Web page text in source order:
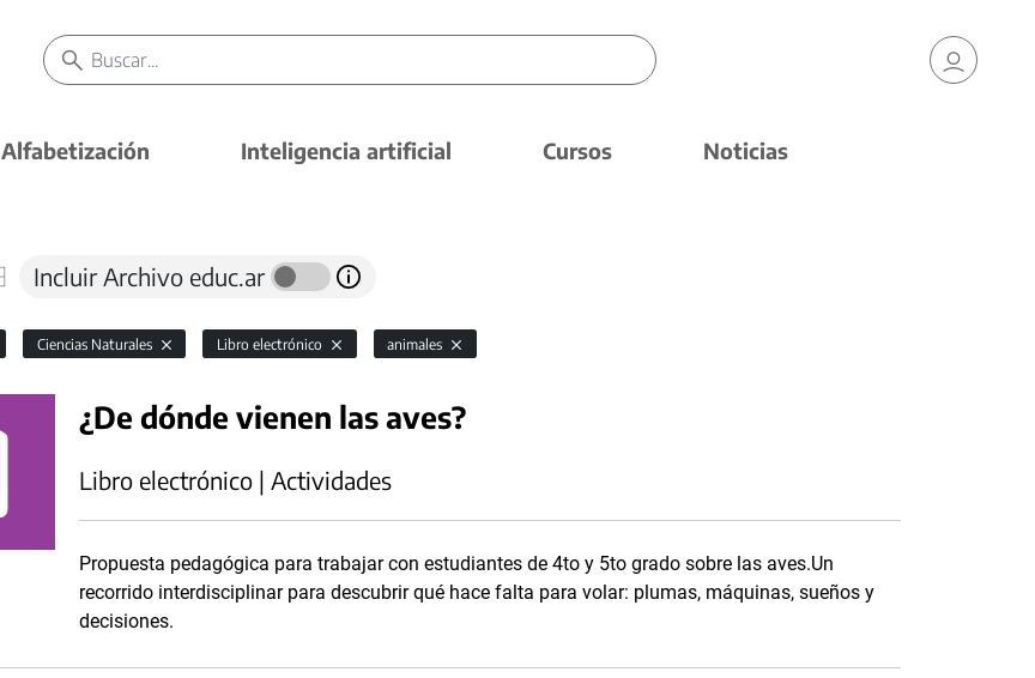
Alfabetización Inteligencia artificial Cursos Noticias
Incluir Archivo educ.ar
Ciencias Naturales Libro electrónico animales
¿De dónde vienen las aves?
Libro electrónico | Actividades
Propuesta pedagógica para trabajar con estudiantes de 4to y 5to grado sobre las aves.Un
recorrido interdisciplinar para descubrir qué hace falta para volar: plumas, máquinas, sueños y
decisiones.